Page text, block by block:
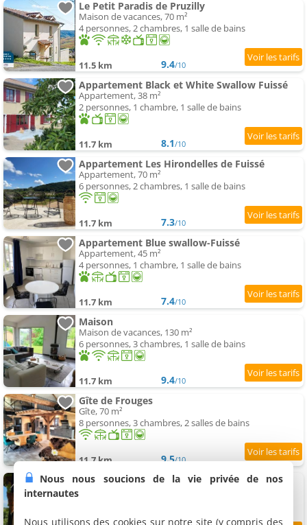
Le Petit Paradis de Pruzilly
Maison de vacances, 70 m²
4 personnes, 2 chambres, 1 salle de bains
11.5 km 9.4/10
Appartement Black et White Swallow Fuissé
Appartement, 38 m²
2 personnes, 1 chambre, 1 salle de bains
11.7 km 8.1/10
Appartement Les Hirondelles de Fuissé
Appartement, 70 m²
6 personnes, 2 chambres, 1 salle de bains
11.7 km 7.3/10
Appartement Blue swallow-Fuissé
Appartement, 45 m²
4 personnes, 1 chambre, 1 salle de bains
11.7 km 7.4/10
Maison
Maison de vacances, 130 m²
6 personnes, 3 chambres, 1 salle de bains
11.7 km 9.4/10
Gîte de Frouges
Gîte, 70 m²
8 personnes, 3 chambres, 2 salles de bains
11.7 km 9.5/10
Cottage en vignoble
Nous nous soucions de la vie privée de nos
internautes
Nous utilisons des cookies sur notre site (y compris des